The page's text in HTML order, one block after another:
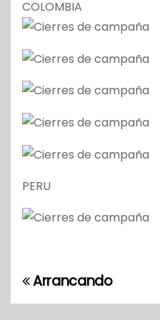
COLOMBIA
PERU
NArrancando